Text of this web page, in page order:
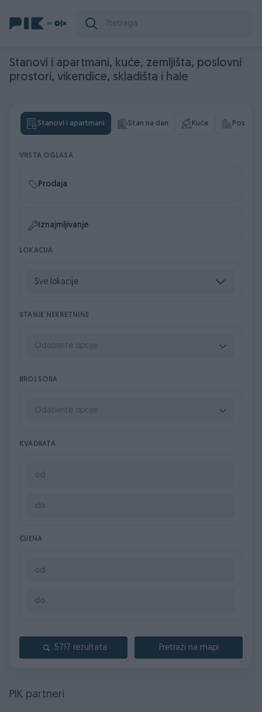
Stanovi i apartmani, kuće, zemljišta, poslovni
prostori, vikendice, skladišta i hale
Stanovi i apartmani Stan na dan Kuće
VRSTA OGLASA
Prodaja
Iznajmljivanje
LOKACIJA
STANJE NEKRETNINE
Odaberite opcije
BROJ SOBA
Odaberite opcije
KVADRATA
CIJENA
5717 rezultata Pretraži na mapi
PIK partneri